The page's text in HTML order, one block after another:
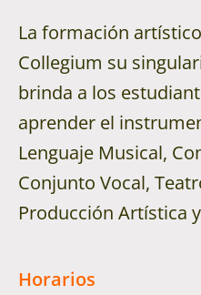
La formación
Collegium su
brinda a los
aprender el
Lenguaje Musical,
Conjunto Vocal,
Producción Artística
Horarios